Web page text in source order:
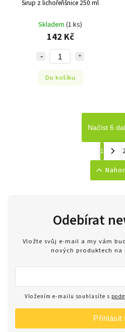
Sirup z lichořeřišnice 250 ml
Skladem (1 ks)
142 Kč
Do košíku
Načíst 6
1
Odebírat
Vložte svůj e-mail a my vám
nových produktech na
Vložením e-mailu souhlasíte s
Přihlásit